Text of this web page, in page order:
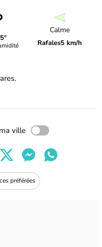
Calme
Rafales5 km/h
ville
préférées